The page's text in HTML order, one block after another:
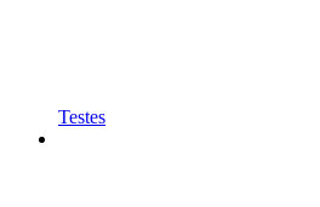
Testes